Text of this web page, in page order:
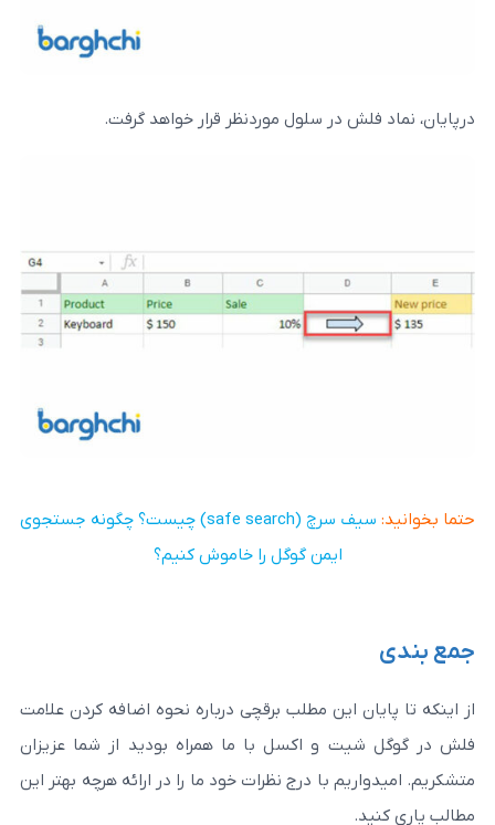
در سلول موردنظر قرار خواهد گرفت.
سیف سرچ (safe search) چیست؟ چگونه جستجوی
ایمن گوگل را خاموش کنیم؟
این مطلب برقچی درباره نحوه اضافه کردن علامت
و اکسل با ما همراه بودید از شما عزیزان
با درج نظرات خود ما را در ارائه هرچه بهتر این